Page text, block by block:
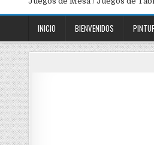
INICIO BIENVENIDOS